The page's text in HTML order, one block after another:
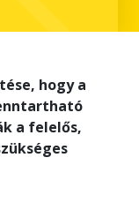
hogy a
a felelős,